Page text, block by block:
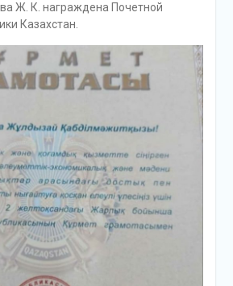
Ж. К. награждена Почетной
Казахстан.